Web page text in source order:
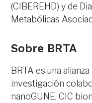
(CIBEREHD) y de
Metabólicas
Sobre BRTA
BRTA es una
investigación
nanoGUNE, CIC